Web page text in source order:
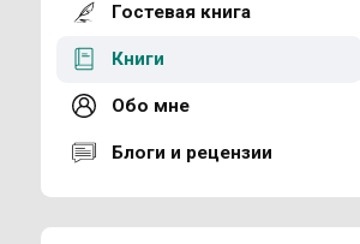
Гостевая книга
Книги
Обо мне
Блоги и рецензии